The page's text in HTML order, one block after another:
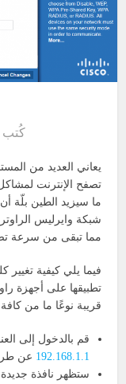
كُتب
يعاني العديد من
تصفح الإنترنت
ما سيزيد الطين بلّة
شبكة وايرليس
مما تبقى من سرعة
فيما يلي كيفية تغيير
قريبة نوعًا ما من
قم بالدخول إلى
192.168.1.1 عن